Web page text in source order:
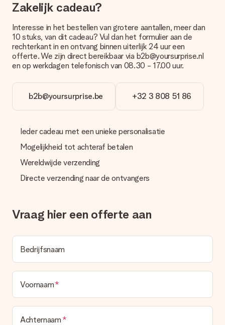
Hoe kan ik mijn bestelling betalen?
Wij bieden de volgende betaalmethodes aan: iDeal, Paypal,
creditcard of handmatige overboeking. Hou bij handmatige
overboeking wel rekening met 3 dagen extra levertijd van je
cadeau.
Cadeau ontvangen
We vinden het erg vervelend als je cadeau niet naar wens is
geleverd. Je kunt hiervoor contact opnemen met onze
klantenservice, zij helpen je graag bij het vinden van een
Wordt de factuur met de bestelling meegestuurd?
Er wordt geen factuur meegestuurd bij je bestelling. Je
ontvangt deze bij de bevestiging van de verzending en je kunt
deze ook altijd terugvinden in jouw MySurprise. Je kunt dus
het echt een verrassing!
Zakelijk cadeau?
Interesse in het bestellen van grotere aantallen, meer dan
10 stuks, van dit cadeau? Vul dan het formulier aan de
rechterkant in en ontvang binnen uiterlijk 24 uur een
offerte. We zijn direct bereikbaar via b2b@yoursurprise.nl
en op werkdagen telefonisch van 08.30 - 17.00 uur.
b2b@yoursurprise.be +32 3 808 51 86
Ieder cadeau met een unieke personalisatie
Mogelijkheid tot achteraf betalen
Wereldwijde verzending
Directe verzending naar de ontvangers
Vraag hier een offerte aan
Bedrijfsnaam
Voornaam
Achternaam